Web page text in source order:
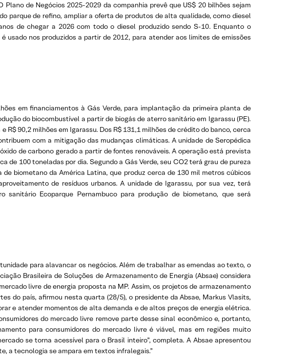
de Negócios 2025-2029 da companhia prevê que US$ 20 bilhões sejam
parque de refino, ampliar a oferta de produtos de alta qualidade, como diesel
de chegar a 2026 com todo o diesel produzido sendo S-10. Enquanto o
nos produzidos a partir de 2012, para atender aos limites de emissões
em financiamentos à Gás Verde, para implantação da primeira planta de
do biocombustível a partir de biogás de aterro sanitário em Igarassu (PE).
R$ 90,2 milhões em Igarassu. Dos R$ 131,1 milhões de crédito do banco, cerca
com a mitigação das mudanças climáticas. A unidade de Seropédica
de carbono gerado a partir de fontes renováveis. A operação está prevista
de 100 toneladas por dia. Segundo a Gás Verde, seu CO2 terá grau de pureza
biometano da América Latina, que produz cerca de 130 mil metros cúbicos
de resíduos urbanos. A unidade de Igarassu, por sua vez, terá
Ecoparque Pernambuco para produção de biometano, que será
para alavancar os negócios. Além de trabalhar as emendas ao texto, o
Brasileira de Soluções de Armazenamento de Energia (Absae) considera
livre de energia proposta na MP. Assim, os projetos de armazenamento
do país, afirmou nesta quarta (28/5), o presidente da Absae, Markus Vlasits,
e atender momentos de alta demanda e de altos preços de energia elétrica.
do mercado livre remove parte desse sinal econômico e, portanto,
para consumidores do mercado livre é viável, mas em regiões muito
se torna acessível para o Brasil inteiro”, completa. A Absae apresentou
a tecnologia se ampara em textos infralegais.”